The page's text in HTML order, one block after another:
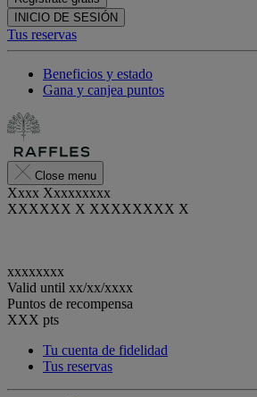
INICIO DE SESIÓN
Tus reservas
Beneficios y estado
Gana y canjea puntos
Close menu
Xxxx Xxxxxxxxx
XXXXXX X XXXXXXXX X
xxxxxxxx
Valid until xx/xx/xxxx
Puntos de recompensa
XXX pts
Tu cuenta de fidelidad
Tus reservas